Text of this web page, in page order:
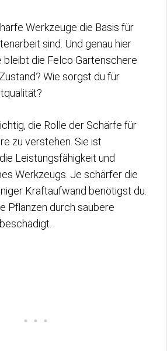
Werkzeuge die Basis für
sind. Und genau hier
bleibt die Felco Gartenschere
Wie sorgst du für
die Rolle der Schärfe für
zu verstehen. Sie ist
Leistungsfähigkeit und
Werkzeugs. Je schärfer die
Kraftaufwand benötigst du.
Pflanzen durch saubere